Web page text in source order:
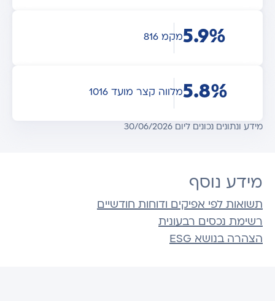
5.9%מקמ 816
5.8%מלווה קצר מועד 1016
מידע ונתונים נכונים ליום 30/06/2026
מידע נוסף
תשואות לפי אפיקים ודוחות חודשיים
רשימת נכסים רבעונית
הצהרה בנושא ESG